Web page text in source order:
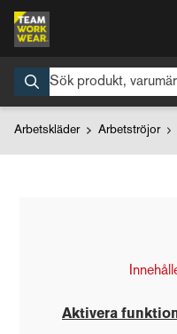
Arbetskläder Arbetströjor
Aktivera